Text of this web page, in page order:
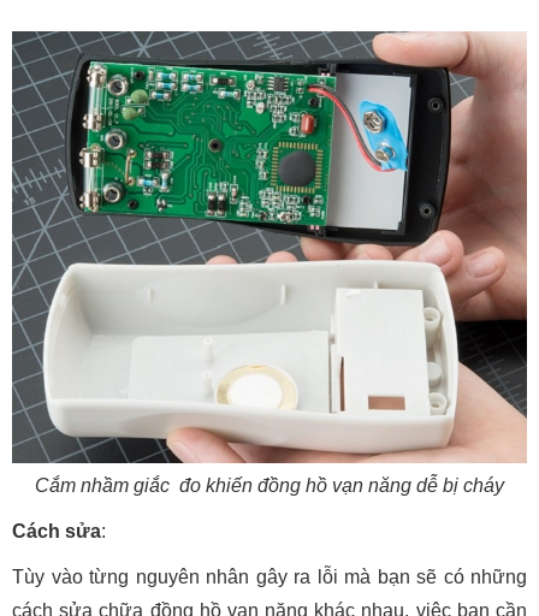
Cắm nhầm giắc đo khiến đồng hồ vạn năng dễ bị cháy
Cách sửa:
Tùy vào từng nguyên nhân gây ra lỗi mà bạn sẽ có những
cách sửa chữa đồng hồ vạn năng khác nhau. việc bạn cần